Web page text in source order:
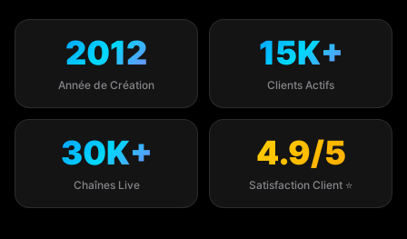
2012
Année de Création
15K+
Clients Actifs
30K+
Chaînes Live
4.9/5
Satisfaction Client ⭐